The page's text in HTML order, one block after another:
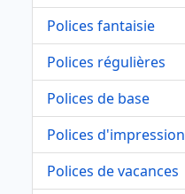
Polices fantaisie
Polices régulières
Polices de base
Polices d'impression
Polices de vacances